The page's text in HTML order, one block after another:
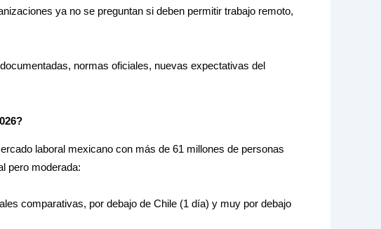
ya no se preguntan si deben permitir trabajo remoto,
normas oficiales, nuevas expectativas del
laboral mexicano con más de 61 millones de personas
pero moderada:
comparativas, por debajo de Chile (1 día) y muy por debajo